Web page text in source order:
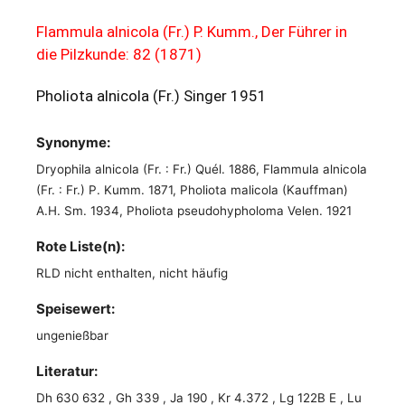
Flammula alnicola (Fr.) P. Kumm., Der Führer in
die Pilzkunde: 82 (1871)
Pholiota alnicola (Fr.) Singer 1951
Synonyme:
Dryophila alnicola (Fr. : Fr.) Quél. 1886, Flammula alnicola
(Fr. : Fr.) P. Kumm. 1871, Pholiota malicola (Kauffman)
A.H. Sm. 1934, Pholiota pseudohypholoma Velen. 1921
Rote Liste(n):
RLD nicht enthalten, nicht häufig
Speisewert:
ungenießbar
Literatur:
Dh 630 632 , Gh 339 , Ja 190 , Kr 4.372 , Lg 122B E , Lu